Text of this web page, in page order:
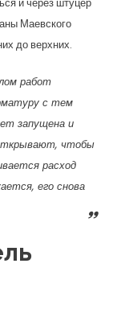
Маевского
до верхних.
работ
с тем
запущена и
чтобы
расход
его снова